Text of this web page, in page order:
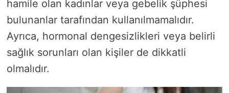
hamile olan kadınlar veya gebelik şüphesi
bulunanlar tarafından kullanılmamalıdır.
Ayrıca, hormonal dengesizlikleri veya belirli
sağlık sorunları olan kişiler de dikkatli
olmalıdır.